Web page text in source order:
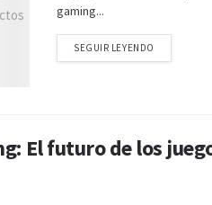
gaming...
SEGUIR LEYENDO
El futuro de los